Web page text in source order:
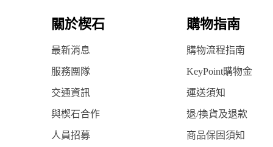
關於楔石 購物指南
最新消息 購物流程指南
服務團隊 KeyPoint購物金
交通資訊 運送須知
與楔石合作 退/換貨及退款
人員招募 商品保固須知